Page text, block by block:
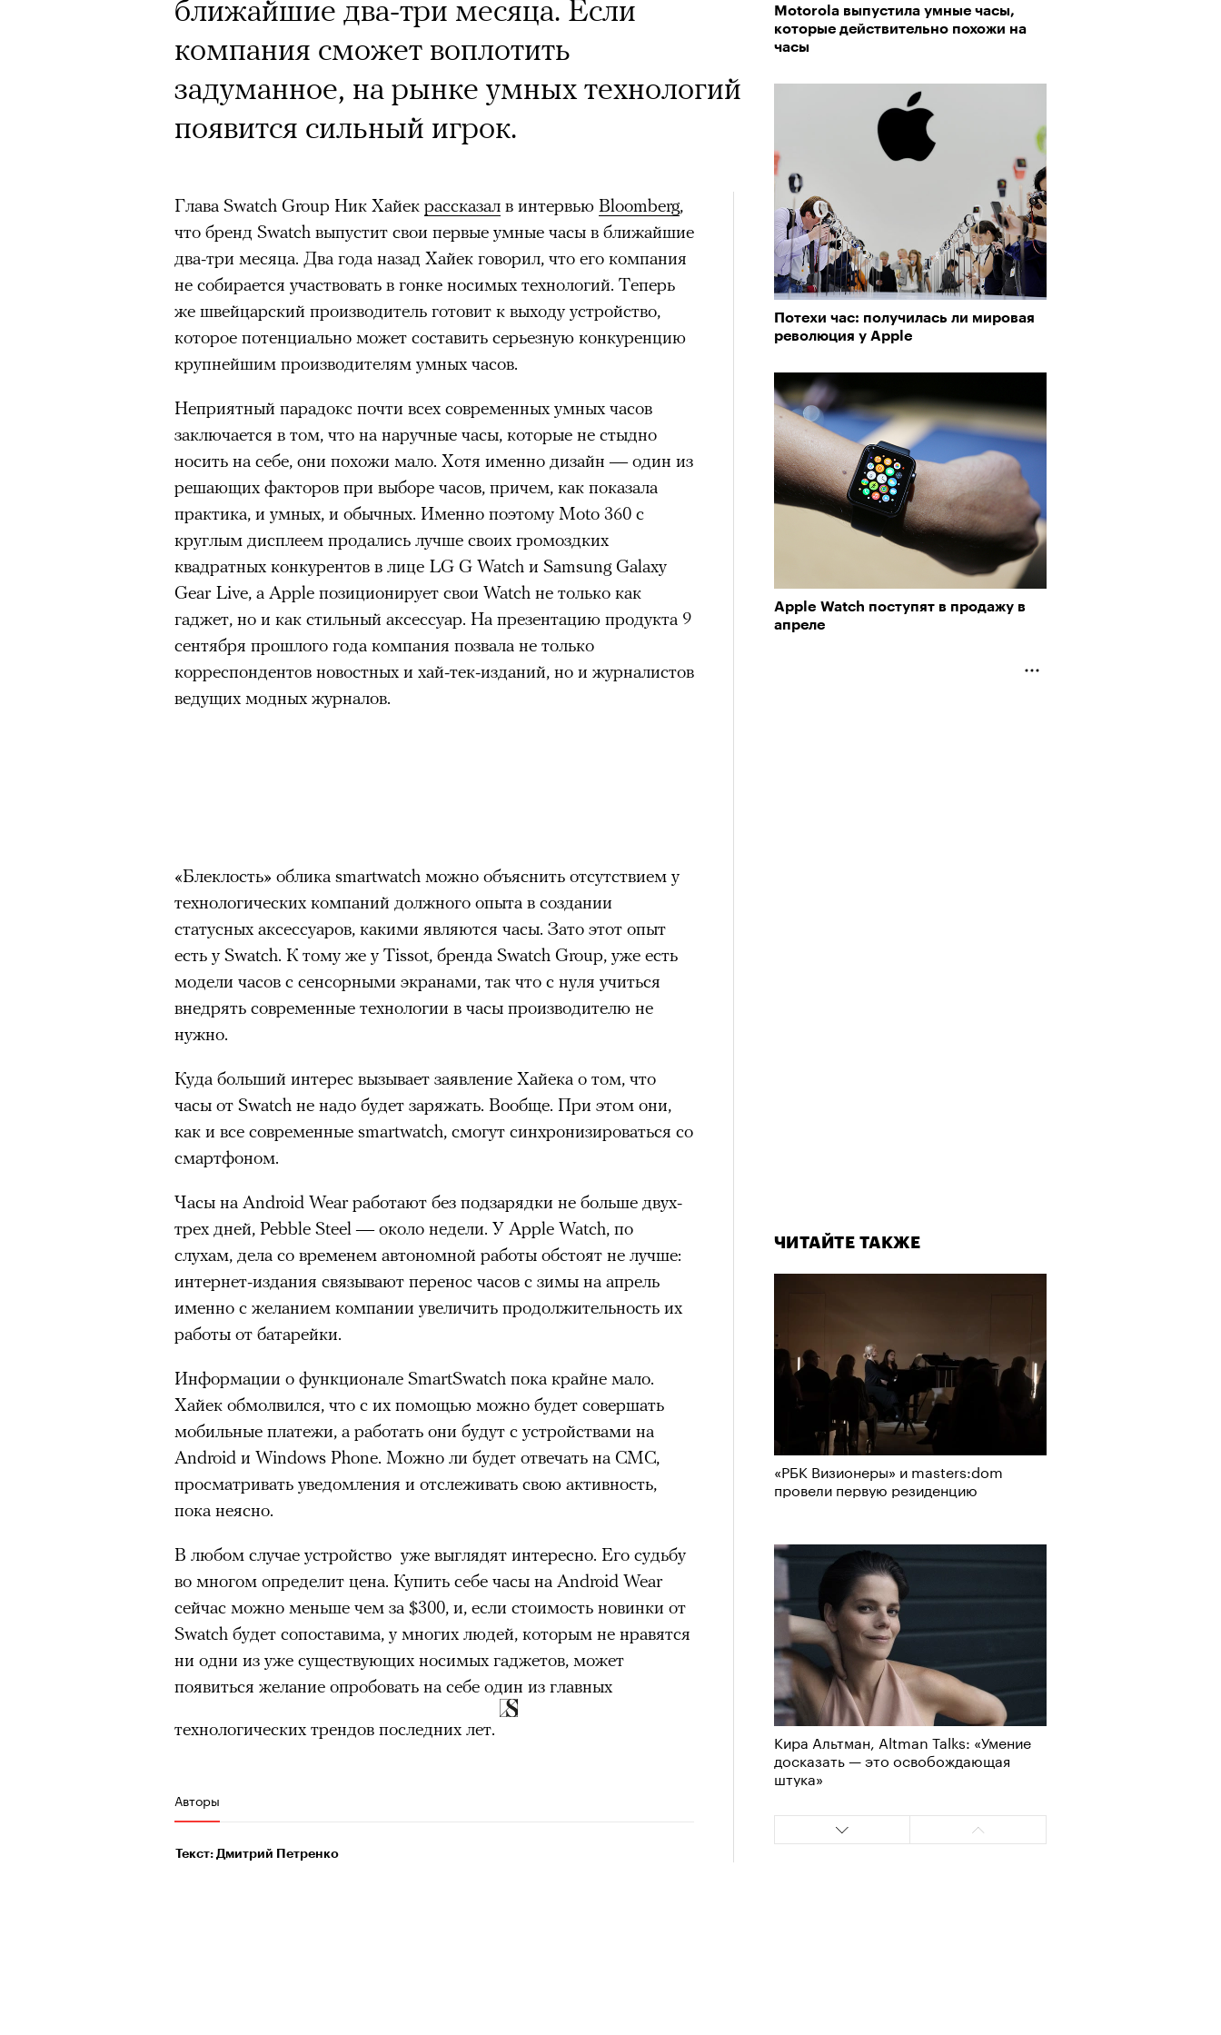
Motorola выпустила умные часы,
которые действительно похожи на
часы
Потехи час: получилась ли мировая
революция у Apple
Apple Watch поступят в продажу в
апреле
ЧИТАЙТЕ ТАКЖЕ
«РБК Визионеры» и masters:dom
провели первую резиденцию
Кира Альтман, Altman Talks: «Умение
досказать — это освобождающая
штука»
ближайшие два-три месяца. Если
компания сможет воплотить
задуманное, на рынке умных технологий
появится сильный игрок.
Глава Swatch Group Ник Хайек рассказал в интервью Bloomberg,
что бренд Swatch выпустит свои первые умные часы в ближайшие
два-три месяца. Два года назад Хайек говорил, что его компания
не собирается участвовать в гонке носимых технологий. Теперь
же швейцарский производитель готовит к выходу устройство,
которое потенциально может составить серьезную конкуренцию
крупнейшим производителям умных часов.
Неприятный парадокс почти всех современных умных часов
заключается в том, что на наручные часы, которые не стыдно
носить на себе, они похожи мало. Хотя именно дизайн — один из
решающих факторов при выборе часов, причем, как показала
практика, и умных, и обычных. Именно поэтому Moto 360 с
круглым дисплеем продались лучше своих громоздких
квадратных конкурентов в лице LG G Watch и Samsung Galaxy
Gear Live, а Apple позиционирует свои Watch не только как
гаджет, но и как стильный аксессуар. На презентацию продукта 9
сентября прошлого года компания позвала не только
корреспондентов новостных и хай-тек-изданий, но и журналистов
ведущих модных журналов.
«Блеклость» облика smartwatch можно объяснить отсутствием у
технологических компаний должного опыта в создании
статусных аксессуаров, какими являются часы. Зато этот опыт
есть у Swatch. К тому же у Tissot, бренда Swatch Group, уже есть
модели часов с сенсорными экранами, так что с нуля учиться
внедрять современные технологии в часы производителю не
нужно.
Куда больший интерес вызывает заявление Хайека о том, что
часы от Swatch не надо будет заряжать. Вообще. При этом они,
как и все современные smartwatch, смогут синхронизироваться со
смартфоном.
Часы на Android Wear работают без подзарядки не больше двух-
трех дней, Pebble Steel — около недели. У Apple Watch, по
слухам, дела со временем автономной работы обстоят не лучше:
интернет-издания связывают перенос часов с зимы на апрель
именно с желанием компании увеличить продолжительность их
работы от батарейки.
Информации о функционале SmartSwatch пока крайне мало.
Хайек обмолвился, что с их помощью можно будет совершать
мобильные платежи, а работать они будут с устройствами на
Android и Windows Phone. Можно ли будет отвечать на СМС,
просматривать уведомления и отслеживать свою активность,
пока неясно.
В любом случае устройство уже выглядят интересно. Его судьбу
во многом определит цена. Купить себе часы на Android Wear
сейчас можно меньше чем за $300, и, если стоимость новинки от
Swatch будет сопоставима, у многих людей, которым не нравятся
ни одни из уже существующих носимых гаджетов, может
появиться желание опробовать на себе один из главных
технологических трендов последних лет.
Авторы
Текст: Дмитрий Петренко
вперед
Театр «Озеро»: «Заниматься театром
сегодня — это уже визионерство»
Кира Альтман, Altman Talks: «Умение
досказать — это освобождающая
Сможет ли человек прожить 180 лет:
отвечает Станислав Скакун
Юрий Бутусов, один из важнейших
режиссеров современности и настоящий
визионер. Театровед Кристина
Матвиенко рассказывает о его методе и
российского театра
Подписывайтесь на телеграм-канал «РБК Стиль»
В конце июня на сцене Театра им. Пушкина артисты театра
«Сатирикон» сыграли «Чайку» Юрия Бутусова. В спектакле,
вышедшем в 2011 году, участвует тот же актерский состав —
Агриппина Стеклова, Тимофей Трибунцев, Полина Райкина,
Денис Суханов, Марьяна Спивак, Антон Кузнецов; мизансцены
восстанавливали по точным рассказам артистов. Оригинальная
«Чайка» был снята с репертуара еще после отъезда режиссера из
России в 2022 году; ее возвращение после смерти Бутусова,
утонувшего в августе 2025 года в Болгарии, можно назвать данью
памяти. Необходимость в этом остро почувствовали в
«Сатириконе», куда Бутусова в 2002 году позвал Константин
Райкин и где до сих пор идет последний российский спектакль
Спектакль «Р» Юрия Бутусова в театре «Сатирикон»
© КИРИЛЛ ЗЫКОВ / АГЕНТСТВО «МОСКВА»
Бутусов играл в своей «Чайке» сам — выламываясь из и без того
деконструированной сценической реальности. В нынешней
постпремьере на простую ткань проецируются съемки
отчаянных и, как кажется теперь, прощальных танцев погибшего
режиссера. Эта мертвая петля времени работает мощно — ты
видишь человека, сочинившего все это действо со своим
спектаклей Бутусова, «Войцеке» Театра им. Ленсовета,
повторялась строчка из Тома Уэйтса «I’ll be gone» — «меня не
будет». Сегодняшнее вторжение экранного Бутусова в плоть
спектакля маркирует собой призрачное, отсутствующее. Это не
идет Бутусову — он ведь был рок-иконой для людей от 20 лет и
старше, но сейчас мы видим на тонкой, сбившейся ткани
безвозвратно ушедшее время.
Эта мертвая петля времени
работает мощно — ты
видишь человека,
действо со своим участием,